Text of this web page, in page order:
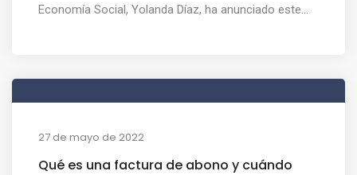
Economía Social, Yolanda Díaz, ha anunciado este...
27 de mayo de 2022
Qué es una factura de abono y cuándo